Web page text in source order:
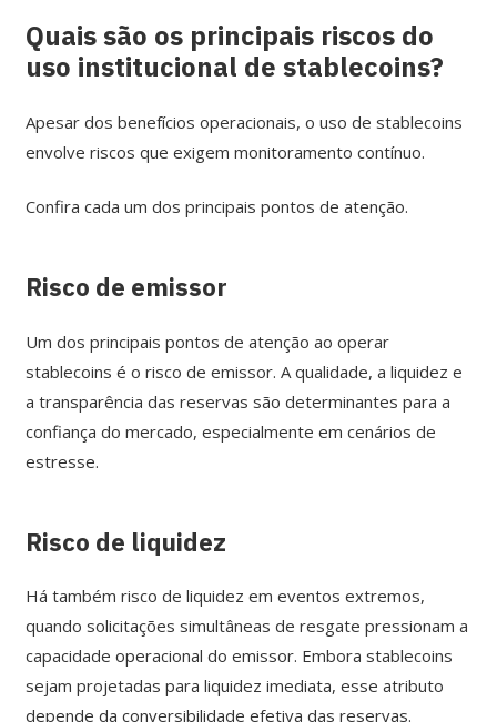
Quais são os principais riscos do
uso institucional de stablecoins?
Apesar dos benefícios operacionais, o uso de stablecoins
envolve riscos que exigem monitoramento contínuo.
Confira cada um dos principais pontos de atenção.
Risco de emissor
Um dos principais pontos de atenção ao operar
stablecoins é o risco de emissor. A qualidade, a liquidez e
a transparência das reservas são determinantes para a
confiança do mercado, especialmente em cenários de
estresse.
Risco de liquidez
Há também risco de liquidez em eventos extremos,
quando solicitações simultâneas de resgate pressionam a
capacidade operacional do emissor. Embora stablecoins
sejam projetadas para liquidez imediata, esse atributo
depende da conversibilidade efetiva das reservas.